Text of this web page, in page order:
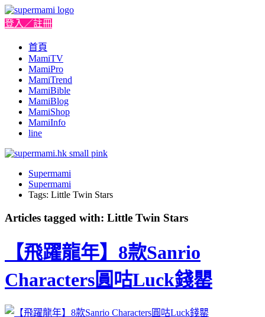
登入／註冊
首頁
MamiTV
MamiPro
MamiTrend
MamiBible
MamiBlog
MamiShop
MamiInfo
line
Supermami
Supermami
Tags: Little Twin Stars
Articles tagged with: Little Twin Stars
【飛躍龍年】8款Sanrio
Characters圓咕Luck錢罌